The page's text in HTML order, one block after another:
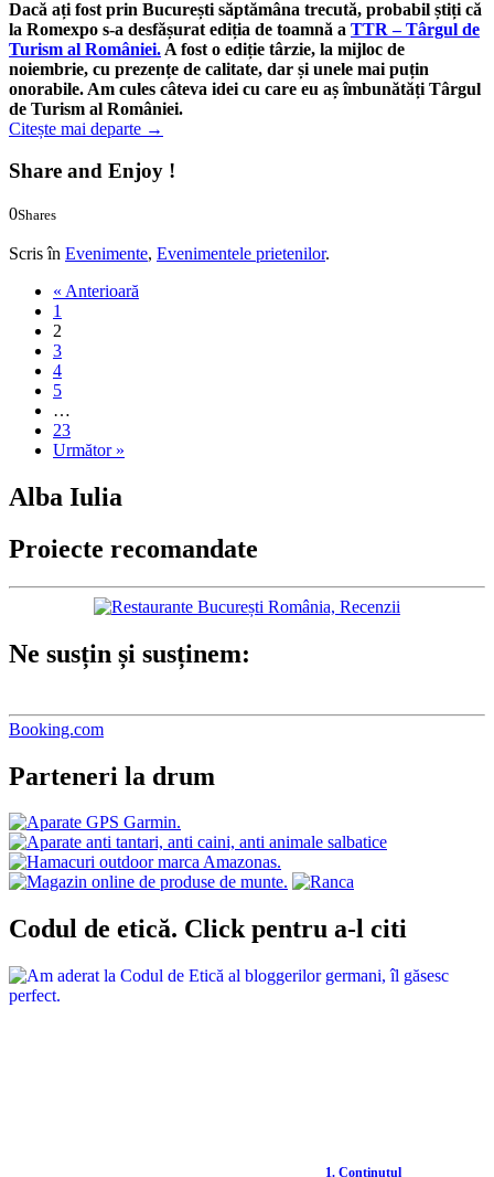
Dacă ați fost prin București săptămâna trecută, probabil știți că
la Romexpo s-a desfășurat ediția de toamnă a TTR – Târgul de
Turism al României. A fost o ediție târzie, la mijloc de
noiembrie, cu prezențe de calitate, dar și unele mai puțin
onorabile. Am cules câteva idei cu care eu aș îmbunătăți Târgul
de Turism al României.
Citește mai departe →
Share and Enjoy !
0Shares
Scris în Evenimente, Evenimentele prietenilor.
« Anterioară
1
2
3
4
5
…
23
Următor »
Alba Iulia
Proiecte recomandate
Ne susțin și susținem:
Booking.com
Parteneri la drum
Codul de etică. Click pentru a-l citi